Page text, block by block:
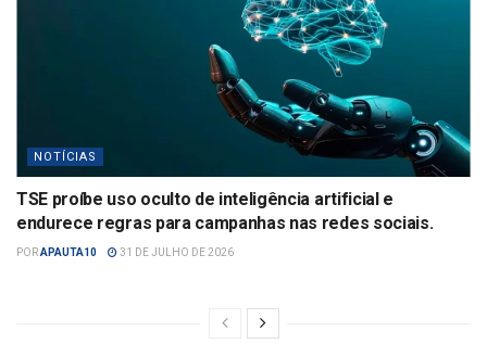
NOTÍCIAS
TSE proíbe uso oculto de inteligência artificial e
endurece regras para campanhas nas redes sociais.
PORAPAUTA10 31 DE JULHO DE 2026